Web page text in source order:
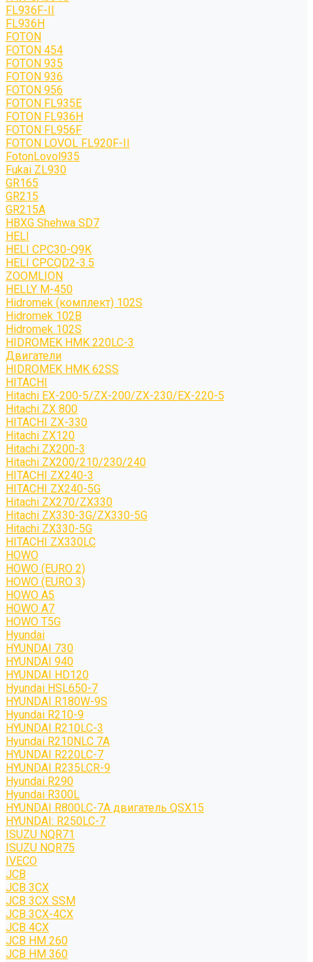
FL936F-II
FL936H
FOTON
FOTON 454
FOTON 935
FOTON 936
FOTON 956
FOTON FL935E
FOTON FL936H
FOTON FL956F
FOTON LOVOL FL920F-II
FotonLovol935
Fukai ZL930
GR165
GR215
GR215A
HBXG Shehwa SD7
HELI
HELI CPC30-Q9K
HELI CPCQD2-3.5
ZOOMLION
HELLY M-450
Hidromek (комплект) 102S
Hidromek 102B
Hidromek 102S
HIDROMEK HMK 220LC-3
Двигатели
HIDROMEK HMK 62SS
HITACHI
Hitachi EX-200-5/ZX-200/ZX-230/EX-220-5
Hitachi ZX 800
HITACHI ZX-330
Hitachi ZX120
Hitachi ZX200-3
Hitachi ZX200/210/230/240
HITACHI ZX240-3
HITACHI ZX240-5G
Hitachi ZX270/ZX330
Hitachi ZX330-3G/ZX330-5G
Hitachi ZX330-5G
HITACHI ZX330LC
HOWO
HOWO (EURO 2)
HOWO (EURO 3)
HOWO A5
HOWO A7
HOWO T5G
Hyundai
HYUNDAI 730
HYUNDAI 940
HYUNDAI HD120
Hyundai HSL650-7
HYUNDAI R180W-9S
Hyundai R210-9
HYUNDAI R210LC-3
Hyundai R210NLC 7A
HYUNDAI R220LC-7
HYUNDAI R235LCR-9
Hyundai R290
Hyundai R300L
HYUNDAI R800LC-7A двигатель QSX15
HYUNDAI: R250LC-7
ISUZU NQR71
ISUZU NQR75
IVECO
JCB
JCB 3CX
JCB 3CX SSM
JCB 3CX-4CX
JCB 4CX
JCB HM 260
JCB HM 360